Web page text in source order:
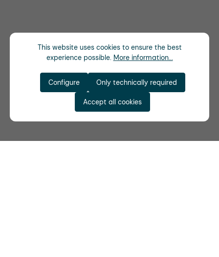
This website uses cookies to ensure the best
experience possible. More information...
Only technically required
Configure
Accept all cookies